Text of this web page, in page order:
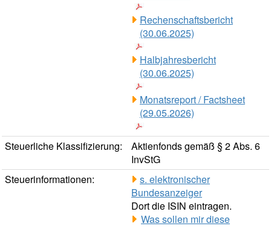
Rechenschaftsbericht
(30.06.2025)
Halbjahresbericht
(30.06.2025)
Monatsreport / Factsheet
(29.05.2026)
Steuerliche Klassifizierung:
Aktienfonds gemäß § 2 Abs. 6
InvStG
Steuerinformationen:
s. elektronischer
Bundesanzeiger
Dort die ISIN eintragen.
Was sollen mir diese